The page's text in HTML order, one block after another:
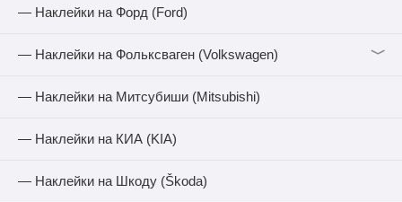
— Наклейки на Форд (Ford)
— Наклейки на Фольксваген (Volkswagen) ﹀
— Наклейки на Митсубиши (Mitsubishi)
— Наклейки на КИА (KIA)
— Наклейки на Шкоду (Škoda)